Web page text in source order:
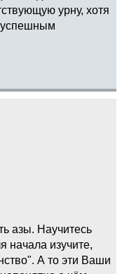
урну, хотя
успешным
азы. Научитесь
начала изучите,
А то эти Ваши